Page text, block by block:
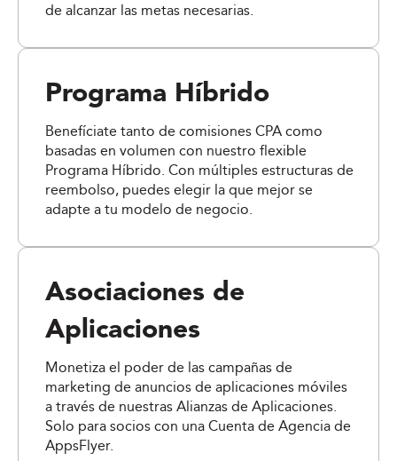
de alcanzar las metas necesarias.
Programa Híbrido
Benefíciate tanto de comisiones CPA como
basadas en volumen con nuestro flexible
Programa Híbrido. Con múltiples estructuras de
reembolso, puedes elegir la que mejor se
adapte a tu modelo de negocio.
Asociaciones de
Aplicaciones
Monetiza el poder de las campañas de
marketing de anuncios de aplicaciones móviles
a través de nuestras Alianzas de Aplicaciones.
Solo para socios con una Cuenta de Agencia de
AppsFlyer.